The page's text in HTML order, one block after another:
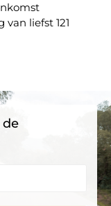
liefst 121